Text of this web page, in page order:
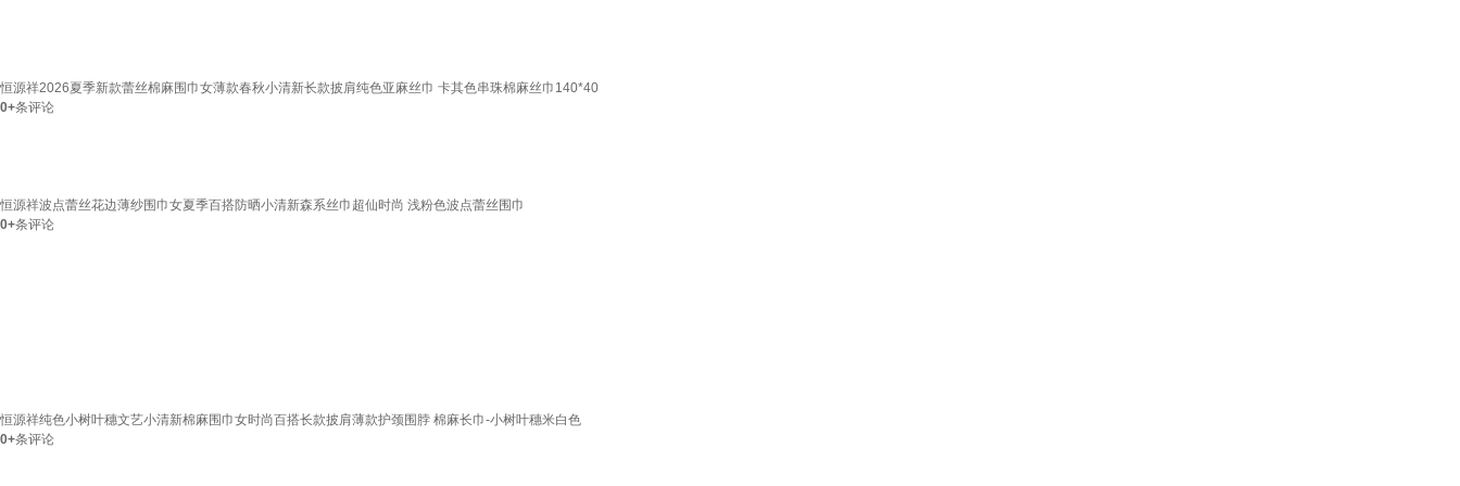
恒源祥2026夏季新款蕾丝棉麻围巾女薄款春秋小清新长款披肩纯色亚麻丝巾 卡其色串珠棉麻丝巾140*40
0+条评论
恒源祥波点蕾丝花边薄纱围巾女夏季百搭防晒小清新森系丝巾超仙时尚 浅粉色波点蕾丝围巾
0+条评论
恒源祥纯色小树叶穗文艺小清新棉麻围巾女时尚百搭长款披肩薄款护颈围脖 棉麻长巾-小树叶穗米白色
0+条评论